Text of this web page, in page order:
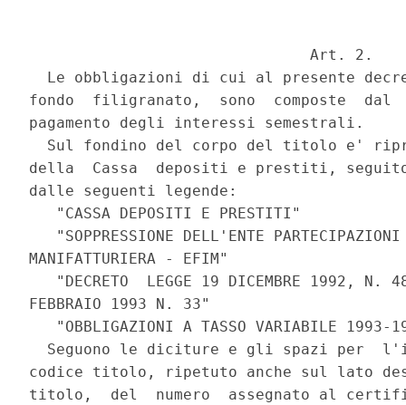
                               Art. 2.
Le obbligazioni di cui al presente
fondo  filigranato,  sono  composte  dal
pagamento degli interessi semestrali.
Sul fondino del corpo del titolo e'
della  Cassa  depositi e prestiti,
dalle seguenti legende:
   "CASSA DEPOSITI E PRESTITI"
"SOPPRESSIONE DELL'ENTE
MANIFATTURIERA - EFIM"
"DECRETO  LEGGE 19 DICEMBRE 1992, N.
FEBBRAIO 1993 N. 33"
"OBBLIGAZIONI A TASSO VARIABILE 1993-
Seguono le diciture e gli spazi per
codice titolo, ripetuto anche sul lato
titolo,  del  numero  assegnato al